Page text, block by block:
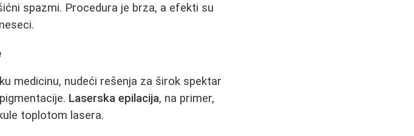
spazmi. Procedura je brza, a efekti su
medicinu, nudeći rešenja za širok spektar
Laserska epilacija, na primer,
toplotom lasera.